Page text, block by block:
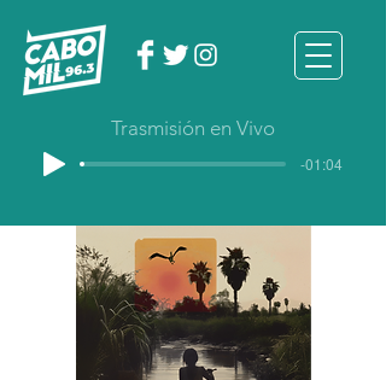
Trasmisión en Vivo
-01:04